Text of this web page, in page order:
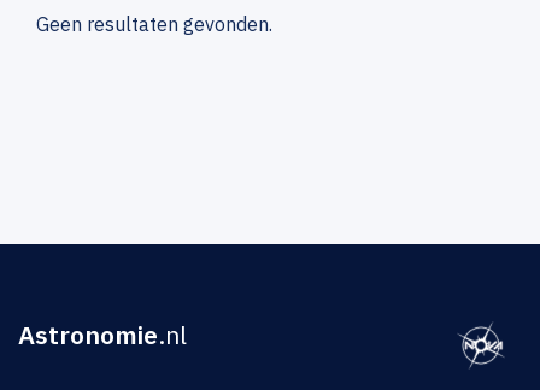
Geen resultaten gevonden.
Astronomie.nl